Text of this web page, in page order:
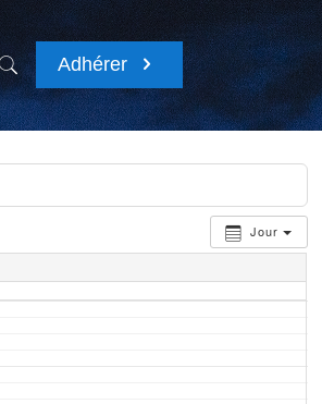
Adhérer
Jour